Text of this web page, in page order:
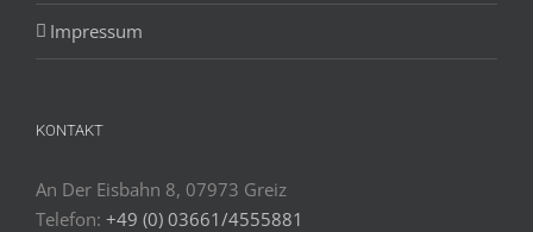
Impressum
KONTAKT
An Der Eisbahn 8, 07973 Greiz
Telefon: +49 (0) 03661/4555881